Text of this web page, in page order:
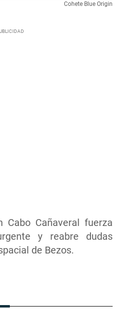
Cañaveral fuerza
y reabre dudas
de Bezos.
Cohete Blue Origin